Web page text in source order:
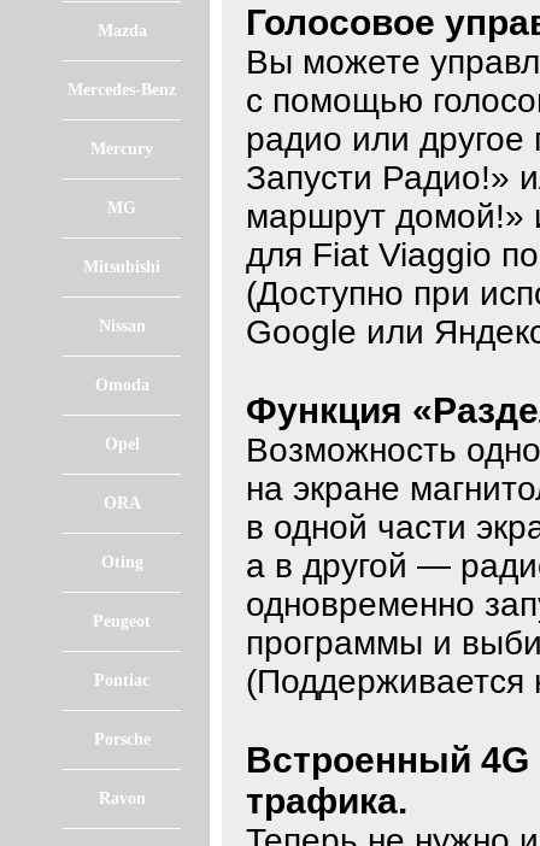
Mazda
Mercedes-Benz
Mercury
MG
Mitsubishi
Nissan
Omoda
Opel
ORA
Oting
Peugeot
Pontiac
Porsche
Ravon
Голосовое
Вы можете
с помощью
радио или другое
Запусти Радио!»
маршрут домой!»
для Fiat Viaggio
(Доступно при
Google или
Функция
Возможность
на экране
в одной части
а в другой —
одновременно
программы и
Встроенный 4G
трафика.